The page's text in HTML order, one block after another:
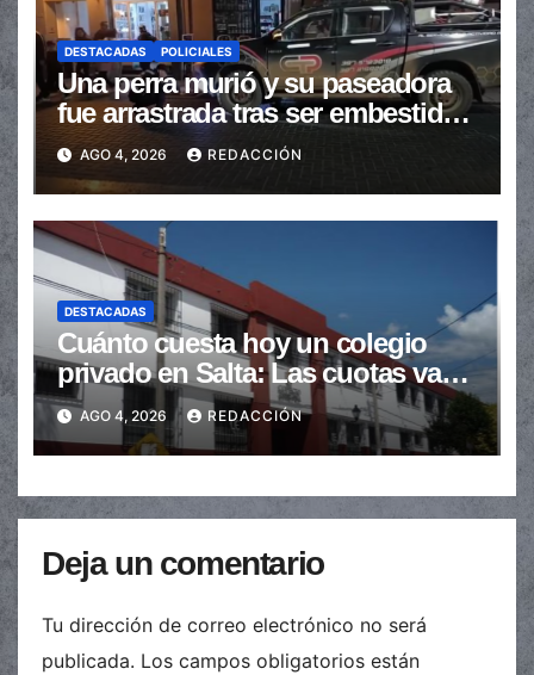
DESTACADAS POLICIALES
Una perra murió y su paseadora
fue arrastrada tras ser embestidas
en la senda peatonal
AGO 4, 2026 REDACCIÓN
DESTACADAS
Cuánto cuesta hoy un colegio
privado en Salta: Las cuotas van
de $110.000 a más de $600.000
AGO 4, 2026 REDACCIÓN
Deja un comentario
Tu dirección de correo electrónico no será
publicada. Los campos obligatorios están